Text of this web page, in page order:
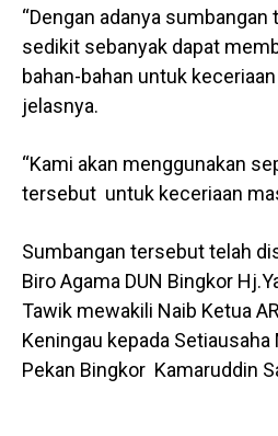
“Dengan adanya
sedikit sebanyak dapat
bahan-bahan untuk
jelasnya.
“Kami akan menggunakan
tersebut untuk keceriaan
Sumbangan tersebut telah
Biro Agama DUN Bingkor
Tawik mewakili Naib Ketua
Keningau kepada
Pekan Bingkor Kamaruddin